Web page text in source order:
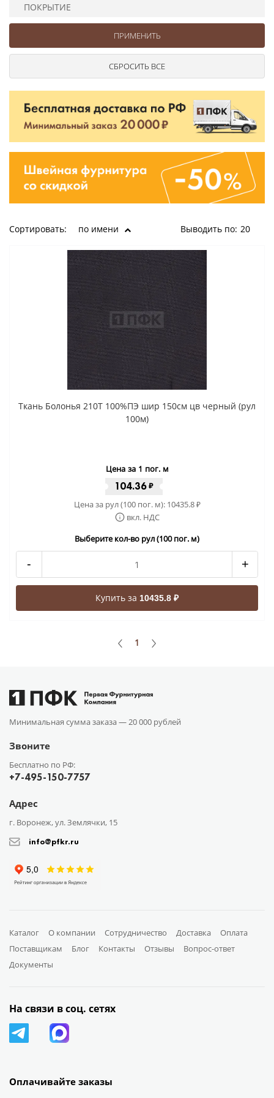
ПОКРЫТИЕ
Сортировать: по имени Выводить по: 20
Ткань Болонья 210Т 100%ПЭ шир 150см цв черный (рул
100м)
Цена за 1 пог. м
104.36₽
Цена за рул (100 пог. м): 10435.8₽
вкл. НДС
Выберите кол-во рул (100 пог. м)
- +
Купить за 10435.8 ₽
1
Минимальная сумма заказа —20 000 рублей
Звоните
Бесплатно по РФ:
+7-495-150-7757
Адрес
г. Воронеж, ул. Землячки, 15
info@pfkr.ru
Каталог О компании Сотрудничество Доставка
Оплата
Поставщикам
Блог Контакты Отзывы
Вопрос-ответ
Документы
Оплачивайте заказы
На связи в соц. сетях
Ушковые
Шторные
Цепочки шарики с замком
Ткани
Шнуры
Сумочная фурнитура